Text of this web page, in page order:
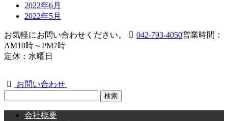
2022年6月
2022年5月
お気軽にお問い合わせください。 042-793-4050営業時間：
AM10時～PM7時
定休：水曜日
お問い合わせ
会社概要